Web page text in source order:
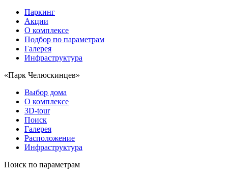
Паркинг
Акции
О комплексе
Подбор по параметрам
Галерея
Инфраструктура
«Парк Челюскинцев»
Выбор дома
О комплексе
3D-tour
Поиск
Галерея
Расположение
Инфраструктура
Поиск по параметрам